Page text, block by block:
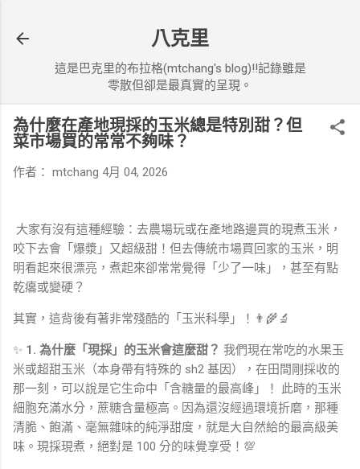
八克里
這是巴克里的布拉格(mtchang's blog)!!記錄雖是
零散但卻是最真實的呈現。
為什麼在產地現採的玉米總是特別甜？但
菜市場買的常常不夠味？
作者： mtchang 4月 04, 2026
大家有沒有這種經驗：去農場玩或在產地路邊買的現煮玉米，
咬下去會「爆漿」又超級甜！但去傳統市場買回家的玉米，明
明看起來很漂亮，煮起來卻常常覺得「少了一味」，甚至有點
乾癟或變硬？
其實，這背後有著非常殘酷的「玉米科學」！👨‍🌾🔬
✨ 1. 為什麼「現採」的玉米會這麼甜？ 我們現在常吃的水果玉
米或超甜玉米（本身帶有特殊的 sh2 基因），在田間剛採收的
那一刻，可以說是它生命中「含糖量的最高峰」！ 此時的玉米
細胞充滿水分，蔗糖含量極高。因為還沒經過環境折磨，那種
清脆、飽滿、毫無雜味的純淨甜度，就是大自然給的最高級美
味。現採現煮，絕對是 100 分的味覺享受！💯